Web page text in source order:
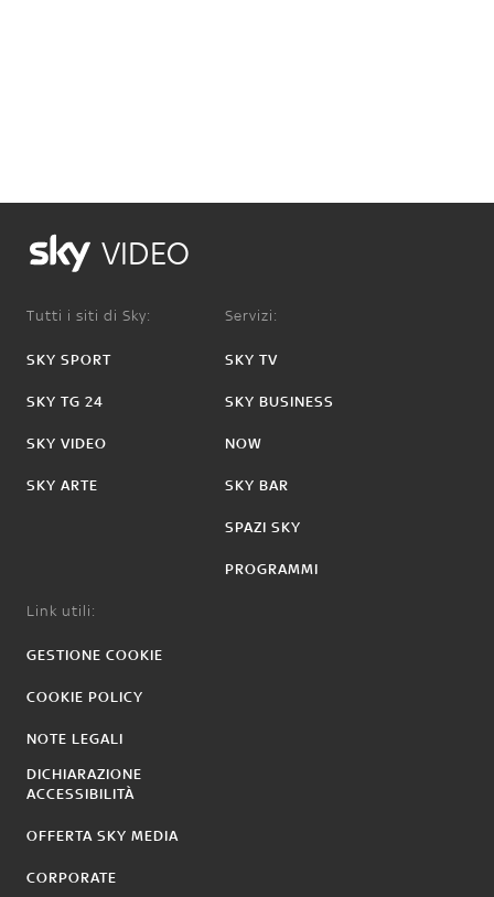
VIDEO
Tutti i siti di Sky:
SKY SPORT
SKY TG 24
SKY VIDEO
SKY ARTE
Servizi:
SKY TV
SKY BUSINESS
NOW
SKY BAR
SPAZI SKY
PROGRAMMI
Link utili:
GESTIONE COOKIE
COOKIE POLICY
NOTE LEGALI
DICHIARAZIONE
ACCESSIBILITÀ
OFFERTA SKY MEDIA
CORPORATE